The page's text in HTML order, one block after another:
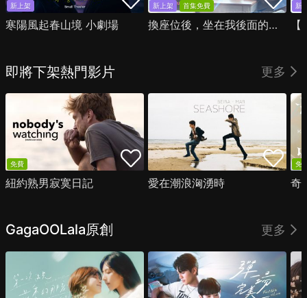
新上架
寒陽風起春山境 小劇場
新上架 首集免費
換座位後，坐在我後面的男生好像喜歡我
新
即將下架熱門影片 更多
免費
紐約熟男寂寞日記 愛在潮浪洶湧時
免
奇
GagaOOLala原創 更多